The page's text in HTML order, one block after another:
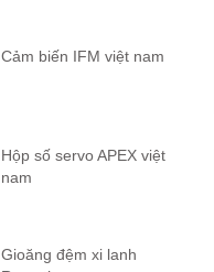
Cảm biến IFM việt nam
Hộp số servo APEX việt
nam
Gioăng đệm xi lanh